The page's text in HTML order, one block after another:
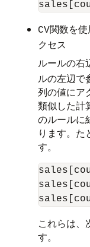
CV関数を
クセス
ルールの右
ルの左辺で
列の値にア
類似した計
のルールに
ります。た
す。
これらは、
す。